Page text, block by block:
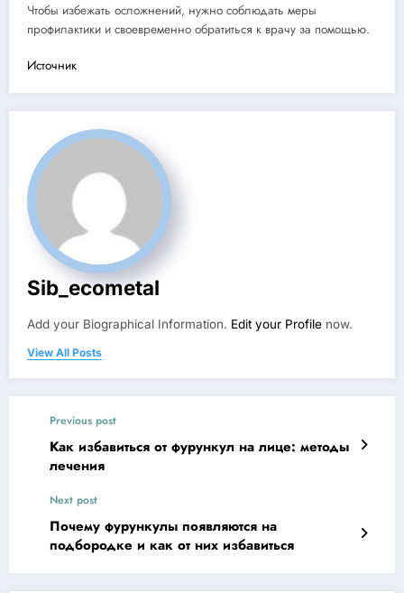
Чтобы избежать осложнений, нужно соблюдать меры
профилактики и своевременно обратиться к врачу за помощью.
Источник
Sib_ecometal
Add your Biographical Information. Edit your Profile now.
View All Posts
Previous post
Как избавиться от фурункул на лице: методы
лечения
Next post
Почему фурункулы появляются на
подбородке и как от них избавиться